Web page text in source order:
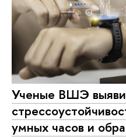
Ученые ВШЭ
умных часов и